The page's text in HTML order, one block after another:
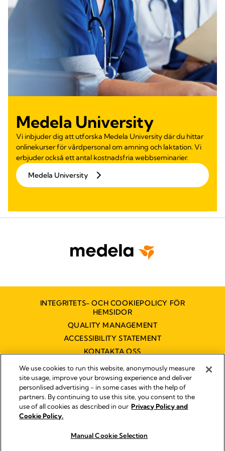
Medela University
Vi inbjuder dig att utforska Medela University där du hittar
onlinekurser för vårdpersonal om amning och laktation. Vi
erbjuder också ett antal kostnadsfria webbseminarier.
Medela University
INTEGRITETS- OCH COOKIEPOLICY FÖR
HEMSIDOR
QUALITY MANAGEMENT
ACCESSIBILITY STATEMENT
KONTAKTA OSS
TILLGÄNGLIGHETSUTLÅTANDE
Impressum
Legal Notice
We use cookies to run this website, anonymously measure
site usage, improve your browsing experience and deliver
personlised advertising - in some cases with the help of
partners. By continuing to use this site, you consent to the
use of all cookies as described in our Privacy Policy and
Cookie Policy.
Manual Cookie Selection